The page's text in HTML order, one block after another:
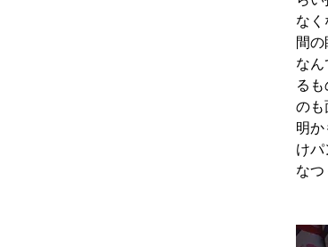
な
間
な
る
のも
明か
け
なつ